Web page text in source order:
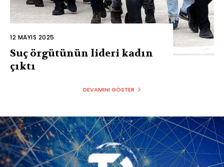
12 MAYIS 2025
Suç örgütünün lideri kadın
çıktı
DEVAMINI GÖSTER